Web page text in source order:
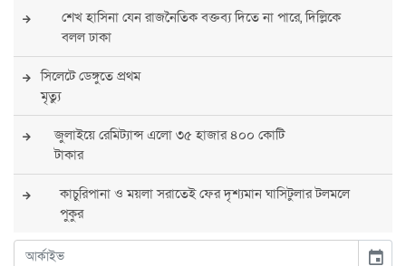
শেখ হাসিনা যেন রাজনৈতিক বক্তব্য দিতে না পারে, দিল্লিকে
বলল ঢাকা
সিলেটে ডেঙ্গুতে প্রথম
মৃত্যু
জুলাইয়ে রেমিট্যান্স এলো ৩৫ হাজার ৪০০ কোটি
টাকার
কাচুরিপানা ও ময়লা সরাতেই ফের দৃশ্যমান ঘাসিটুলার টলমলে
পুকুর
সারা দেশে সর্বোচ্চ সতর্কতা জারি
event